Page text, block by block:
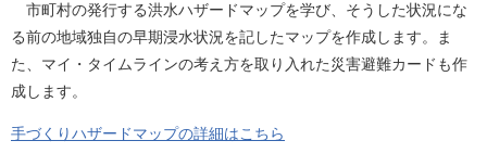
市町村の発行する洪水ハザードマップを学び、そうした状況にな
る前の地域独自の早期浸水状況を記したマップを作成します。ま
た、マイ・タイムラインの考え方を取り入れた災害避難カードも作
成します。
手づくりハザードマップの詳細はこちら